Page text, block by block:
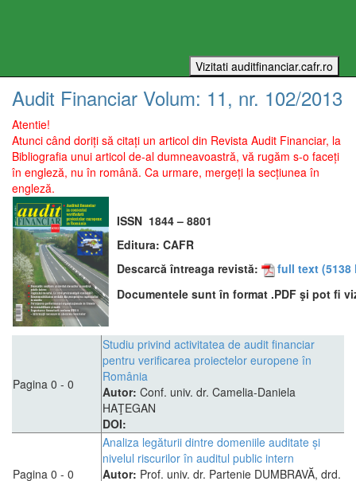
Audit Financiar Volum: 11, nr. 102/2013
Atentie!
Atunci când doriți să citați un articol din Revista Audit Financiar, la
Bibliografia unui articol de-al dumneavoastră, vă rugăm s-o faceți
în engleză, nu în română. Ca urmare, mergeți la secțiunea în
engleză.
ISSN 1844 – 8801
Editura: CAFR
Descarcă întreaga revistă:
full text (5138
Documentele sunt în format .PDF şi pot fi
Pagina 0 - 0
Studiu privind activitatea de audit financiar
pentru verificarea proiectelor europene în
România
Autor: Conf. univ. dr. Camelia-Daniela
HAŢEGAN
DOI:
Pagina 0 - 0
Analiza legăturii dintre domeniile auditate și
nivelul riscurilor în auditul public intern
Autor: Prof. univ. dr. Partenie DUMBRAVĂ, drd.